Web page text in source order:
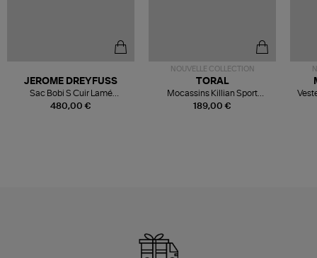
480,00 €
JEROME DREYFUSS
Sac Bobi S Cuir Lamé
Champagne
NOUVELLE COLLECTION
189,00 €
TORAL
Mocassins Killian Sport
Mousse